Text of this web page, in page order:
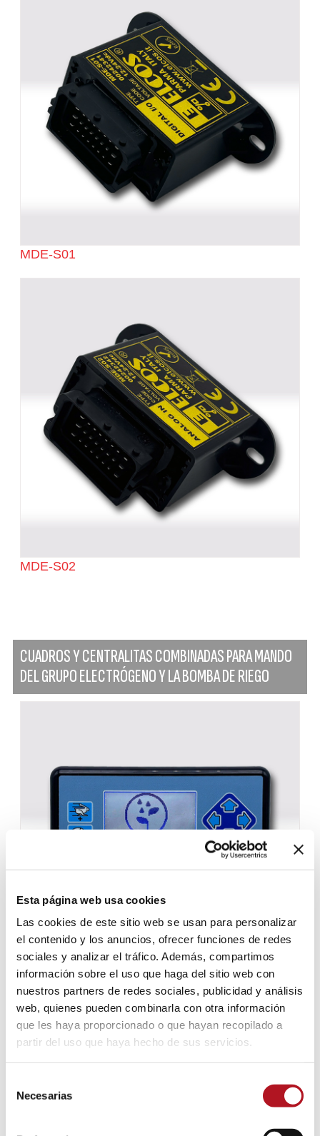
Esta página web usa cookies
Las cookies de este sitio web se usan para personalizar
el contenido y los anuncios, ofrecer funciones de redes
sociales y analizar el tráfico. Además, compartimos
información sobre el uso que haga del sitio web con
nuestros partners de redes sociales, publicidad y análisis
web, quienes pueden combinarla con otra información
que les haya proporcionado o que hayan recopilado a
partir del uso que haya hecho de sus servicios.
Necesarias
MDE-S01
MDE-S02
CUADROS Y CENTRALITAS COMBINADAS PARA MANDO
DEL GRUPO ELECTRÓGENO Y LA BOMBA DE RIEGO
CEM-139
DISPOSITIVOS DE PROTECCIÓN PARA MOTOBOMBAS
DE RIEGO